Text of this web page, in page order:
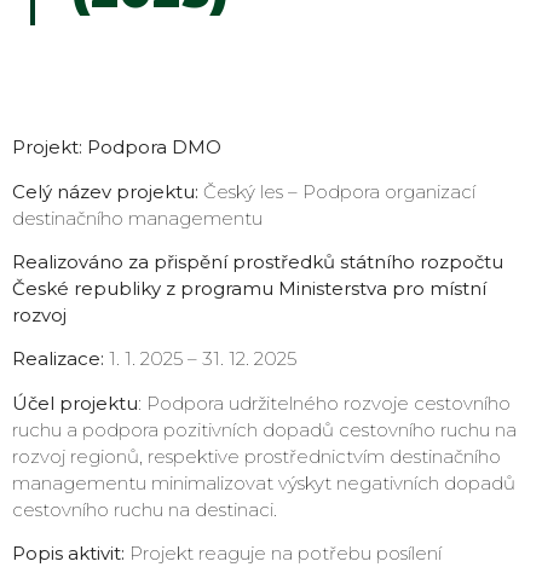
Projekt: Podpora DMO
Celý název projektu: Český les – Podpora organizací
destinačního managementu
Realizováno za přispění prostředků státního rozpočtu
České republiky z programu Ministerstva pro místní
rozvoj
Realizace: 1. 1. 2025 – 31. 12. 2025
Účel projektu: Podpora udržitelného rozvoje cestovního
ruchu a podpora pozitivních dopadů cestovního ruchu na
rozvoj regionů, respektive prostřednictvím destinačního
managementu minimalizovat výskyt negativních dopadů
cestovního ruchu na destinaci.
Popis aktivit: Projekt reaguje na potřebu posílení